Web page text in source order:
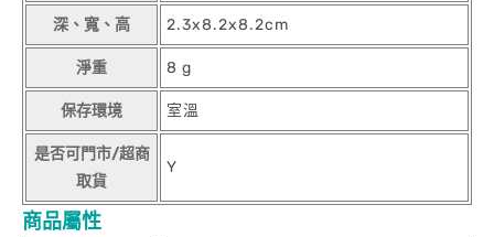
深、寬、高 2.3x8.2x8.2cm
淨重 8 g
保存環境 室溫
是否可門市/超商
取貨
Y
商品屬性